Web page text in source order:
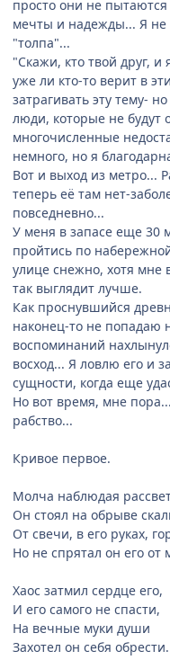
просто они не
мечты и надежды... Я не
"толпа"...
"Скажи, кто твой друг, и
уже ли кто-то верит в
затрагивать эту тему-
люди, которые не
многочисленные
немного, но я
Вот и выход из метро...
теперь её там нет-
повседневно...
У меня в запасе еще 30
пройтись по
улице снежно, хотя
так выглядит лучше.
Как проснувшийся
наконец-то не попадаю
воспоминаний
восход... Я ловлю его и
сущности, когда еще
Но вот время, мне
рабство...
Кривое первое.
Молча наблюдая
Он стоял на обрыве
От свечи, в его руках,
Но не спрятал он его от
Хаос затмил сердце его,
И его самого не спасти,
На вечные муки души
Захотел он себя обрести.